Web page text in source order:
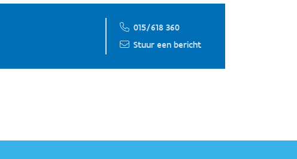
015/618 360
Stuur een bericht